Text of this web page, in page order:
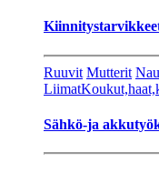
Ruuvit Mutterit
Liimat
Sähkö-ja